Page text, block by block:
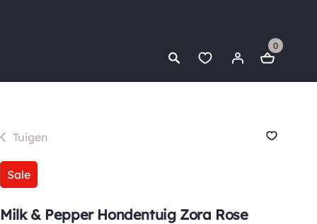
0
Tuigen
Sale
Milk & Pepper Hondentuig Zora Rose